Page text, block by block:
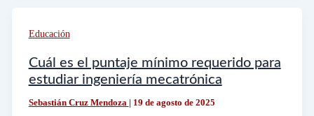
becas
Santander
máster
Educación
Cuál es el puntaje mínimo requerido para
estudiar ingeniería mecatrónica
Sebastián Cruz Mendoza | 19 de agosto de 2025